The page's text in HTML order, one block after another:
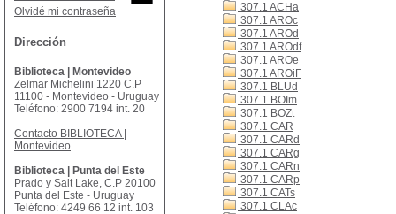
307.1 ACHa
307.1 AROc
307.1 AROd
307.1 AROdf
307.1 AROe
307.1 AROiF
307.1 BLUd
307.1 BOIm
307.1 BOZt
307.1 CAR
307.1 CARd
307.1 CARg
307.1 CARn
307.1 CARp
307.1 CATs
307.1 CLAc
Olvidé mi contraseña
Dirección
Biblioteca | Montevideo
Zelmar Michelini 1220 C.P
11100 - Montevideo - Uruguay
Teléfono: 2900 7194 int. 20
Contacto BIBLIOTECA |
Montevideo
Biblioteca | Punta del Este
Prado y Salt Lake, C.P 20100
Punta del Este - Uruguay
Teléfono: 4249 66 12 int. 103